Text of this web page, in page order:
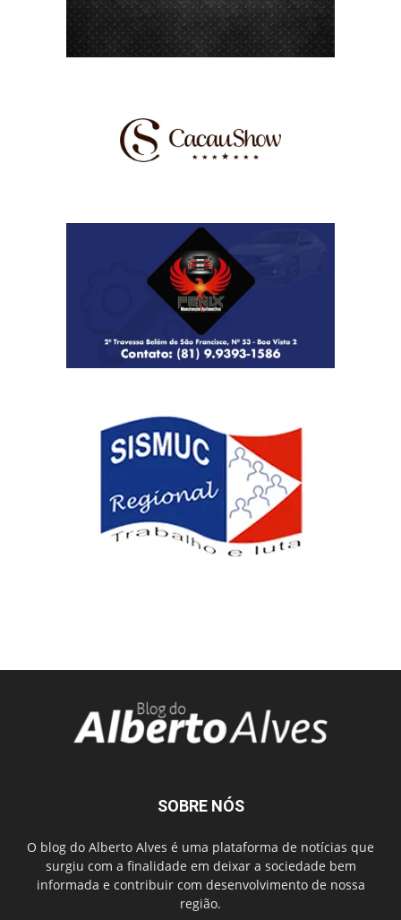
SOBRE NÓS
O blog do Alberto Alves é uma plataforma de notícias que
surgiu com a finalidade em deixar a sociedade bem
informada e contribuir com desenvolvimento de nossa
região.